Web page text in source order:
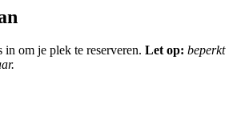
om je plek te reserveren. Let op: beperkt